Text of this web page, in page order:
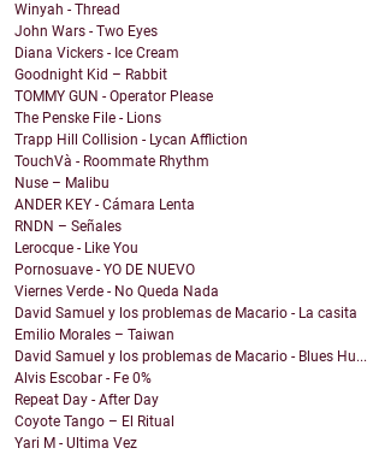
Winyah - Thread
John Wars - Two Eyes
Diana Vickers - Ice Cream
Goodnight Kid – Rabbit
TOMMY GUN - Operator Please
The Penske File - Lions
Trapp Hill Collision - Lycan Affliction
TouchVà - Roommate Rhythm
Nuse – Malibu
ANDER KEY - Cámara Lenta
RNDN – Señales
Lerocque - Like You
Pornosuave - YO DE NUEVO
Viernes Verde - No Queda Nada
David Samuel y los problemas de Macario - La casita
Emilio Morales – Taiwan
David Samuel y los problemas de Macario - Blues Hu...
Alvis Escobar - Fe 0%
Repeat Day - After Day
Coyote Tango – El Ritual
Yari M - Ultima Vez